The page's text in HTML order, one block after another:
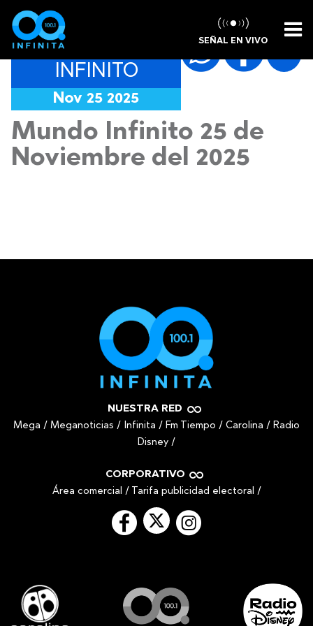
SEÑAL EN VIVO
MUNDO
INFINITO
Nov 25 2025
Mundo Infinito 25 de
Noviembre del 2025
NUESTRA RED
Mega / Meganoticias / Infinita / Fm Tiempo / Carolina / Radio
Disney /
CORPORATIVO
Área comercial / Tarifa publicidad electoral /